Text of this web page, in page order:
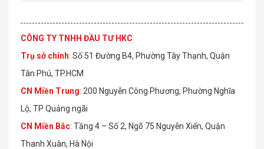
CÔNG TY TNHH ĐẦU TƯ HKC
Trụ sở chính: Số 51 Đường B4, Phường Tây Thạnh, Quận
Tân Phú, TP.HCM
CN Miền Trung: 200 Nguyễn Công Phương, Phường Nghĩa
Lộ, TP Quảng ngãi
CN Miền Bắc: Tầng 4 – Số 2, Ngõ 75 Nguyễn Xiển, Quận
Thanh Xuân, Hà Nội